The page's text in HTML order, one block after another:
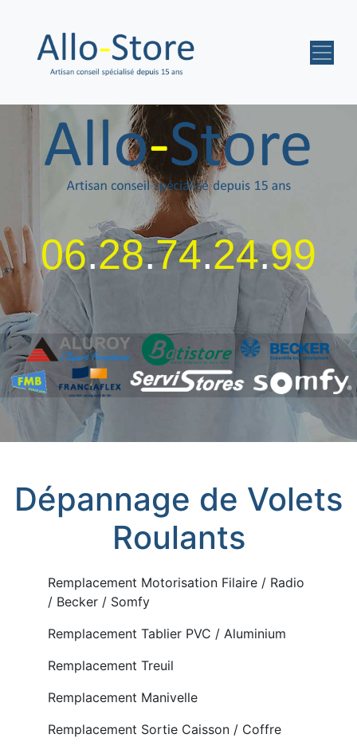
06.28.74.24.99
Dépannage de Volets
Roulants
Remplacement Motorisation Filaire / Radio
/ Becker / Somfy
Remplacement Tablier PVC / Aluminium
Remplacement Treuil
Remplacement Manivelle
Remplacement Sortie Caisson / Coffre